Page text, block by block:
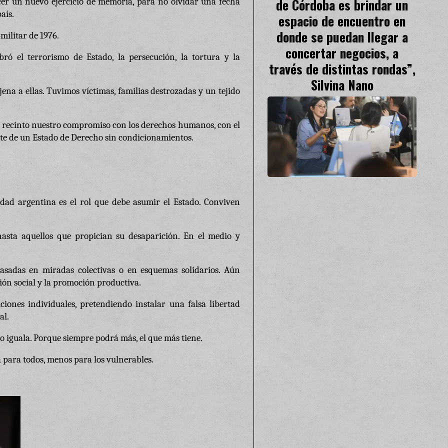
de 1976.
el terrorismo de Estado, la persecución, la tortura y la
a ellas. Tuvimos víctimas, familias destrozadas y un tejido
nuestro compromiso con los derechos humanos, con el
de un Estado de Derecho sin condicionamientos.
argentina es el rol que debe asumir el Estado. Conviven
aquellos que propician su desaparición. En el medio y
en miradas colectivas o en esquemas solidarios. Aún
social y la promoción productiva.
individuales, pretendiendo instalar una falsa libertad
Porque siempre podrá más, el que más tiene.
todos, menos para los vulnerables.
de Córdoba es brindar un
espacio de encuentro en
donde se puedan llegar a
concertar negocios, a
través de distintas rondas”,
Silvina Nano